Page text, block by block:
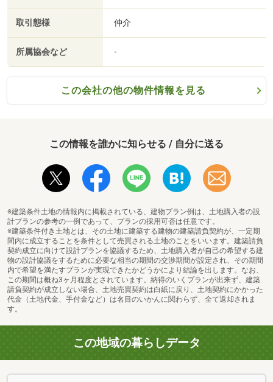
い♪
取引態様 仲介
所属協会など -
この会社の他の物件情報を見る
この情報を誰かに知らせる / 自分に送る
※建築条件土地の情報内に掲載されている、建物プラン例は、土地購入者の設
計プランの参考の一例であって、プランの採用可否は任意です。
※建築条件付き土地とは、その土地に建築する建物の建築請負契約が、一定期
間内に成立することを条件として売買される土地のことをいいます。建築請負
契約成立に向けて設計プランを協議するため、土地購入者が自己の希望する建
物の設計協議をするために必要な相当の期間の交渉期間が設定され、その期間
内で希望を満たすプランが実現できたかどうかにより結論を出します。なお、
この期間は概ね3ヶ月程度とされています。納得のいくプランが出来ず、建築
請負契約が成立しない場合、土地売買契約は白紙に戻り、土地契約にかかった
代金（土地代金、手付金など）は名目のいかんに関わらず、全て返却されま
す。
この地域の暮らしデータ